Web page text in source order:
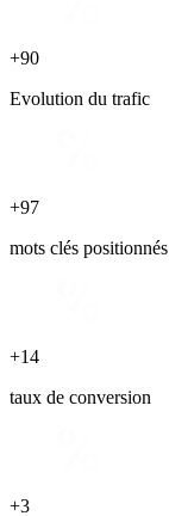
+90
Evolution du trafic
+97
mots clés positionnés
+14
taux de conversion
+3